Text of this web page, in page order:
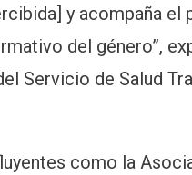
y acompaña
del género”,
Servicio de Salud
como la